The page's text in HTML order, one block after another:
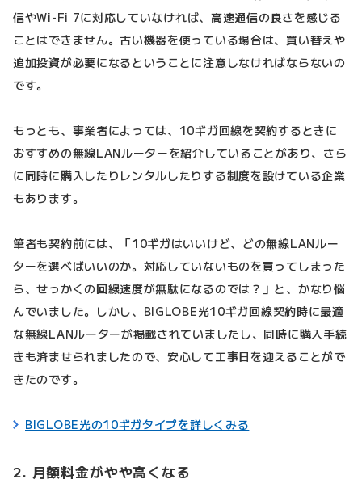
信やWi-Fi 7に対応していなければ、高速通信の良さを感じる
ことはできません。古い機器を使っている場合は、買い替えや
追加投資が必要になるということに注意しなければならないの
です。
もっとも、事業者によっては、10ギガ回線を契約するときに
おすすめの無線LANルーターを紹介していることがあり、さら
に同時に購入したりレンタルしたりする制度を設けている企業
もあります。
筆者も契約前には、「10ギガはいいけど、どの無線LANルー
ターを選べばいいのか。対応していないものを買ってしまった
ら、せっかくの回線速度が無駄になるのでは？」と、かなり悩
んでいました。しかし、BIGLOBE光10ギガ回線契約時に最適
な無線LANルーターが掲載されていましたし、同時に購入手続
きも済ませられましたので、安心して工事日を迎えることがで
きたのです。
BIGLOBE光の10ギガタイプを詳しくみる
2. 月額料金がやや高くなる